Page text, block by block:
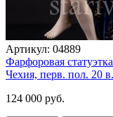
Артикул: 04889
Фарфоровая
Чехия, перв. пол. 20 в.
124 000 руб.